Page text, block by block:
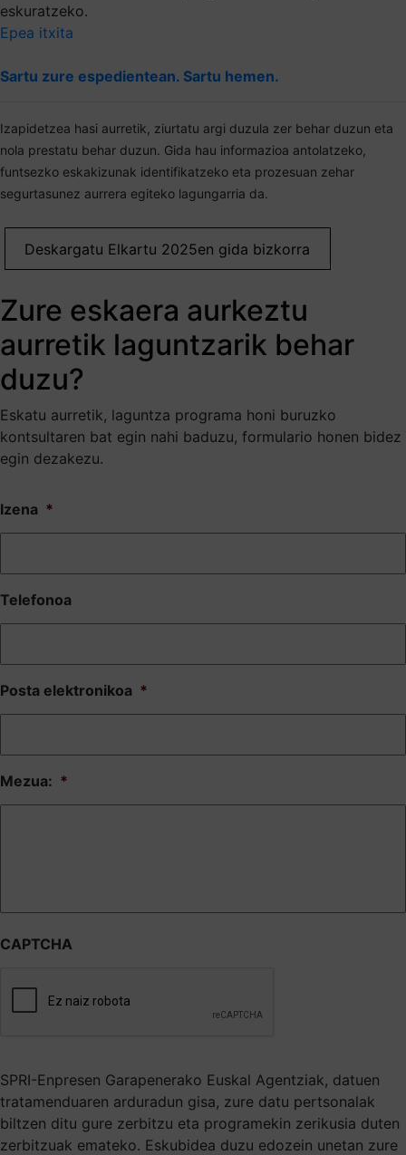
Zure eskaera aurkeztu
aurretik laguntzarik behar
duzu?
Eskatu aurretik, laguntza programa honi buruzko
kontsultaren bat egin nahi baduzu, formulario honen bidez
egin dezakezu.
Izena *
Telefonoa
Posta elektronikoa *
Mezua: *
CAPTCHA
SPRI-Enpresen Garapenerako Euskal Agentziak, datuen
tratamenduaren arduradun gisa, zure datu pertsonalak
biltzen ditu gure zerbitzu eta programekin zerikusia duten
zerbitzuak emateko. Eskubidea duzu edozein unetan zure
eskuratzeko.
Epea itxita
Sartu zure espedientean. Sartu hemen.
Izapidetzea hasi aurretik, ziurtatu argi duzula zer behar duzun eta
nola prestatu behar duzun. Gida hau informazioa antolatzeko,
funtsezko eskakizunak identifikatzeko eta prozesuan zehar
segurtasunez aurrera egiteko lagungarria da.
Deskargatu Elkartu 2025en gida bizkorra